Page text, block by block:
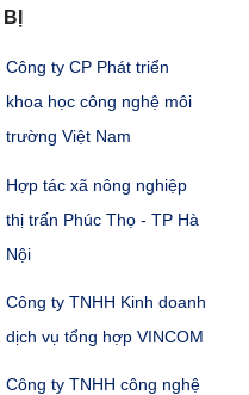
Công ty CP Phát triển
khoa học công nghệ môi
trường Việt Nam
Hợp tác xã nông nghiệp
thị trấn Phúc Thọ - TP Hà
Nội
Công ty TNHH Kinh doanh
dịch vụ tổng hợp VINCOM
Công ty TNHH công nghệ